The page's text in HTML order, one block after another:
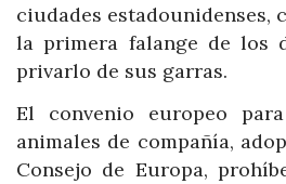
ciudades estadounidenses,
la primera falange de los
privarlo de sus garras.
El convenio europeo
animales de compañía,
Consejo de Europa,